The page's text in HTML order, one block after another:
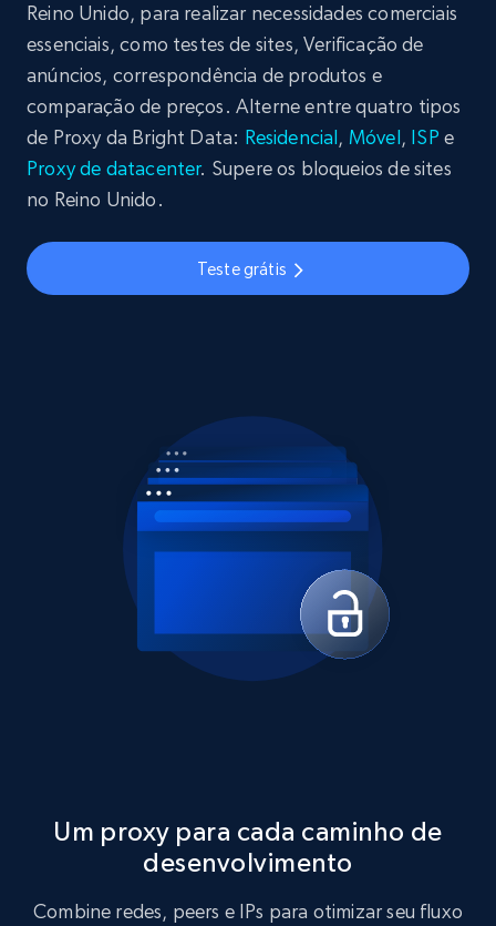
Reino Unido, para realizar necessidades comerciais
essenciais, como testes de sites, Verificação de
anúncios, correspondência de produtos e
comparação de preços. Alterne entre quatro tipos
de Proxy da Bright Data: Residencial, Móvel, ISP e
Proxy de datacenter. Supere os bloqueios de sites
no Reino Unido.
Teste grátis
Um proxy para cada caminho de
desenvolvimento
Combine redes, peers e IPs para otimizar seu fluxo